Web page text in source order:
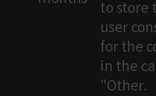
to store
user
for the
in the
"Other.